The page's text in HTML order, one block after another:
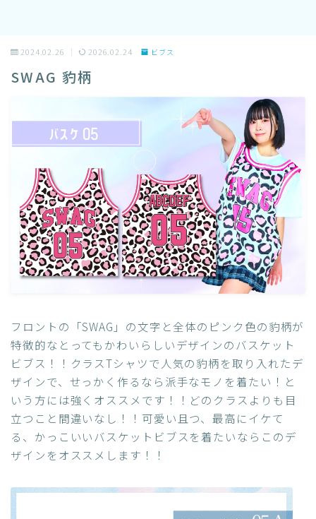
2024.02.26 2026.02.24 ビブス
SWAG 豹柄
フロントの「SWAG」の文字と全体のピンク色の豹柄が
特徴的なとってもかわいらしいデザインのバスケット
ビブス！！クラスTシャツで人気の豹柄を取り入れたデ
ザインで、せっかく作るなら派手なモノを着たい！と
いう方には強くオススメです！！どのクラスよりも目
立つこと間違いなし！！可愛い且つ、最高にイケて
る、かっこいいバスケットビブスを着たいならこのデ
ザインをオススメします！！